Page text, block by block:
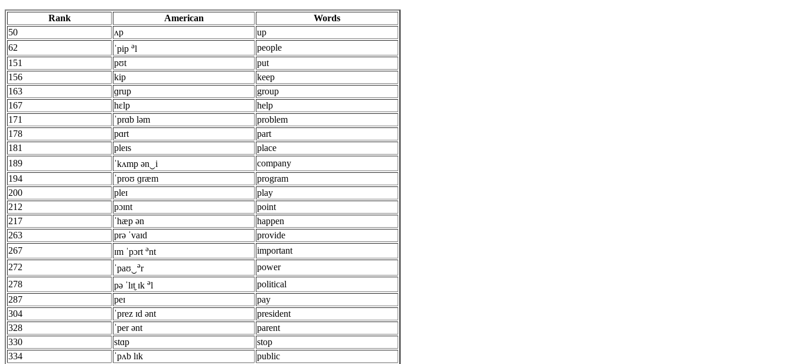
Rank American
Words
50
ʌp
up
62
ˈpip əl
people
151
pʊt
put
156
kip
keep
163
ɡrup
group
167
hɛlp
help
171
ˈprɑb ləm
problem
178
pɑrt
part
181
pleɪs
place
189
ˈkʌmp ən‿i
company
194
ˈproʊ ɡræm
program
200
pleɪ
play
212
pɔɪnt
point
217
ˈhæp ən
happen
263
prə ˈvaɪd
provide
267
ɪm ˈpɔrt ənt
important
272
ˈpaʊ‿ ər
power
278
pə ˈlɪt̬ ɪk əl
political
287
peɪ
pay
304
ˈprez ɪd ənt
president
328
ˈper ənt
parent
330
stɑp
stop
334
ˈpʌb lɪk
public